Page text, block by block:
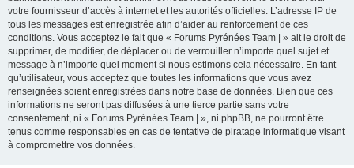
votre fournisseur d’accès à internet et les autorités officielles. L’adresse IP de
tous les messages est enregistrée afin d’aider au renforcement de ces
conditions. Vous acceptez le fait que « Forums Pyrénées Team | » ait le droit de
supprimer, de modifier, de déplacer ou de verrouiller n’importe quel sujet et
message à n’importe quel moment si nous estimons cela nécessaire. En tant
qu’utilisateur, vous acceptez que toutes les informations que vous avez
renseignées soient enregistrées dans notre base de données. Bien que ces
informations ne seront pas diffusées à une tierce partie sans votre
consentement, ni « Forums Pyrénées Team | », ni phpBB, ne pourront être
tenus comme responsables en cas de tentative de piratage informatique visant
à compromettre vos données.